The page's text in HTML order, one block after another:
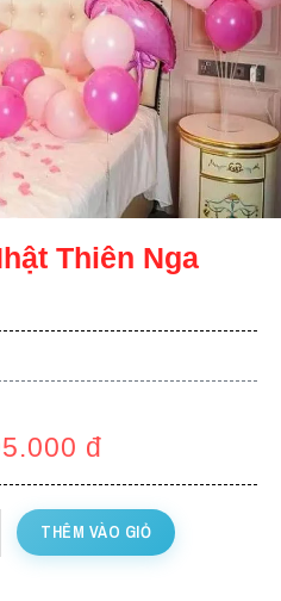
Thiên Nga
đ
THÊM VÀO GIỎ